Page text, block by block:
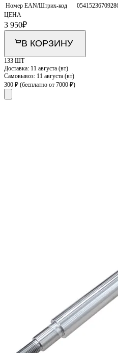
Номер EAN/Штрих-код
ЦЕНА
3 950₽
В КОРЗИНУ
133 ШТ
Доставка: 11 августа (вт)
Самовывоз: 11 августа (вт)
300 ₽ (бесплатно от 7000 ₽)